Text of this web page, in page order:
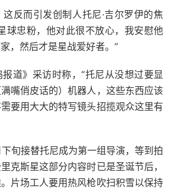
反而引发创制人托尼·吉尔罗伊的焦
球忠粉，他对此很不放心，我安慰他
，然后才是星战爱好者。”
道》采访时称，“托尼从没想过要显
嘴俏皮话的）机器人，这些东西应该
要用大大的特写镜头招揽观众这里有
旬接替托尼成为第一组导演，等到拍
克斯星这部分内容时已是圣诞节后，
片场工人要用热风枪吹扫积雪以保持